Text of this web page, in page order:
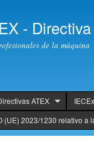
-
de la máquina
ATEX
IECEx
(UE) 2023/1230 relativo a